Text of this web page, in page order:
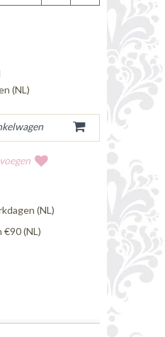
(NL)
(NL)
(NL)